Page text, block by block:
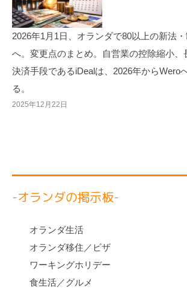
2026年1月1日、オランダで80以上の新法
へ。変更点のまとめ。自営業の控除縮小、
決済手段であるiDealは、2026年からWero
る。
2025年12月22日
-オランダの掲示板-
オランダ生活
オランダ移住／ビザ
ワーキングホリデー
食生活／グルメ